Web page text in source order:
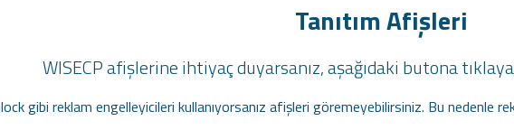
Tanıtım Afişleri
WISECP afişlerine ihtiyaç duyarsanız, aşağıdaki butona
gibi reklam engelleyicileri kullanıyorsanız afişleri göremeyebilirsiniz. Bu nedenle